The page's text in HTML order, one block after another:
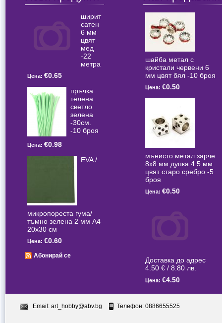
ширит
сатен
6 мм
цвят
мед
-22
метра
Цена: €0.65
пръчка
телена
светлo
зелена
-30см.
-10 броя
Цена: €0.98
EVA /
микропореста гума/
тъмно зелена 2 мм А4
20x30 см
Цена: €0.60
Абонирай се
шайба метал с
кристали червени 6
мм цвят бял -10 броя
Цена: €0.50
мънисто метал зарче
8x8 мм дупка 4.5 мм
цвят старо сребро -5
броя
Цена: €0.50
Доставка до адрес
4.50 € / 8.80 лв.
Цена: €4.50
Email: art_hobby@abv.bg Телефон: 0886655525